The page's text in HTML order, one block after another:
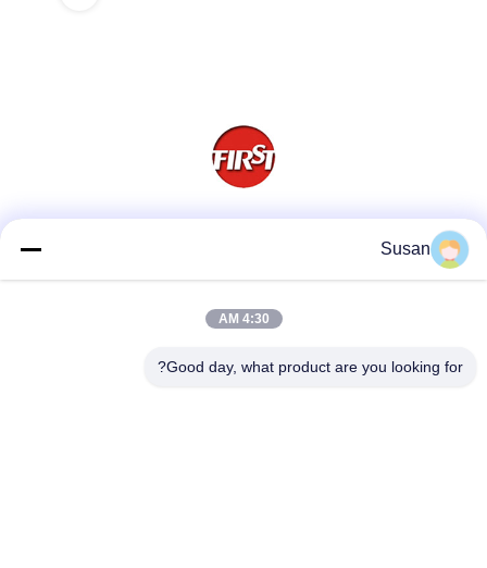
Susan
4:30 AM
Good day, what product are you looking for?